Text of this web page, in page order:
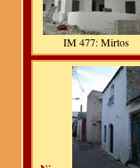
IM 477: Mirtos